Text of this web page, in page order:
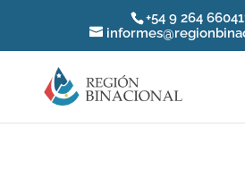
+54 9 264